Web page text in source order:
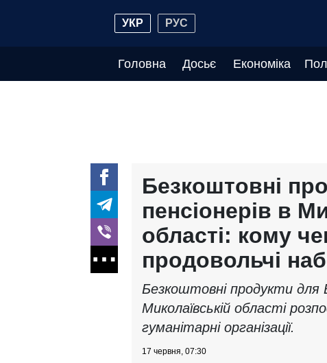
УКР РУС
Головна Досьє Економіка
Безкоштовні
пенсіонерів в
області: кому
продовольчі
Безкоштовні продукти для
Миколаївській області
гуманітарні організації.
17 червня, 07:30